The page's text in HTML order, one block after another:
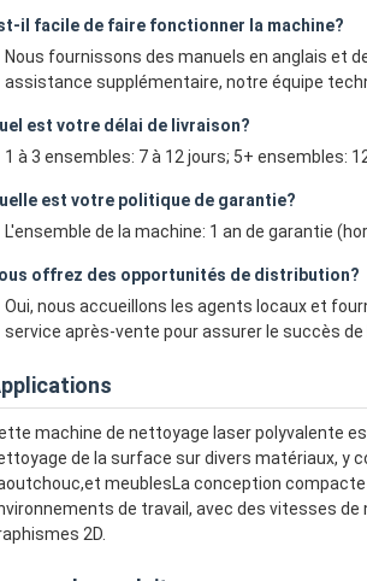
il facile de faire fonctionner la machine?
Nous fournissons des manuels en anglais et
assistance supplémentaire, notre équipe
est votre délai de livraison?
1 à 3 ensembles: 7 à 12 jours; 5+ ensembles:
est votre politique de garantie?
L'ensemble de la machine: 1 an de garantie
offrez des opportunités de distribution?
Oui, nous accueillons les agents locaux et
service après-vente pour assurer le succès de
machine de nettoyage laser polyvalente
de la surface sur divers matériaux, y
meublesLa conception
de travail, avec des vitesses
2D.